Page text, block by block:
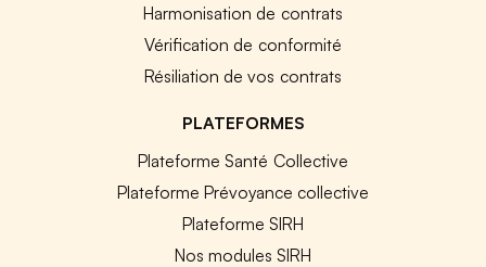
Harmonisation de contrats
Vérification de conformité
Résiliation de vos contrats
PLATEFORMES
Plateforme Santé Collective
Plateforme Prévoyance collective
Plateforme SIRH
Nos modules SIRH